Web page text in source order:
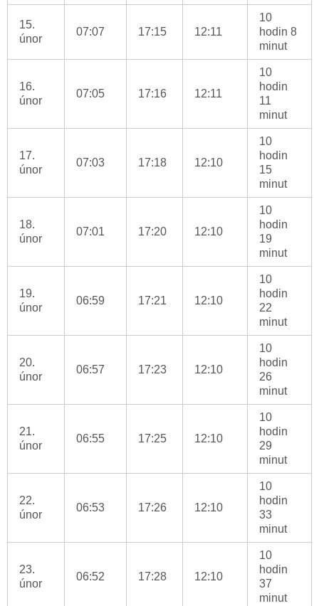
15.
únor
07:07 17:15 12:11
10
hodin 8
minut
16.
únor
07:05 17:16 12:11
10
hodin
11
minut
17.
únor
07:03 17:18 12:10
10
hodin
15
minut
18.
únor
07:01 17:20 12:10
10
hodin
19
minut
19.
únor
06:59 17:21 12:10
10
hodin
22
minut
20.
únor
06:57 17:23 12:10
10
hodin
26
minut
21.
únor
06:55 17:25 12:10
10
hodin
29
minut
22.
únor
06:53 17:26 12:10
10
hodin
33
minut
23.
únor
06:52 17:28 12:10
10
hodin
37
minut